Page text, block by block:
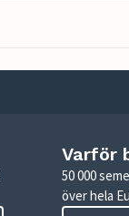
Varför
50 000
över hela